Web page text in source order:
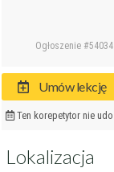
Ogłoszenie #54034
Umów lekcję
Ten korepetytor nie
Lokalizacja